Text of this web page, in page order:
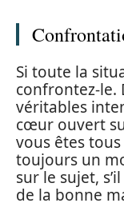
Si toute la
confrontez-le.
véritables
cœur ouvert
vous êtes tous
toujours un
sur le sujet,
de la bonne